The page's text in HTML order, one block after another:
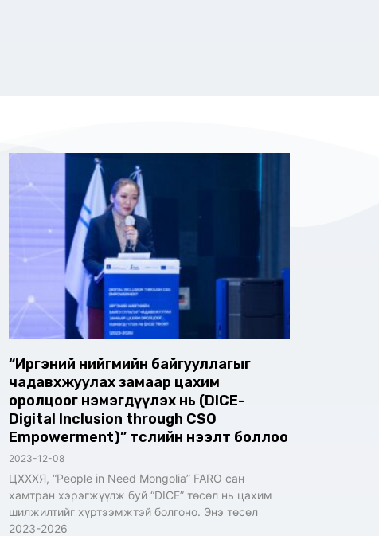
“Иргэний нийгмийн байгууллагыг
чадавхжуулах замаар цахим
оролцоог нэмэгдүүлэх нь (DICE-
Digital Inclusion through CSO
Empowerment)” төслийн нээлт боллоо
2023-12-08
ЦХХХЯ, “People in Need Mongolia” FARO сан
хамтран хэрэгжүүлж буй “DICE” төсөл нь цахим
шилжилтийг хүртээмжтэй болгоно. Энэ төсөл
2023-2026